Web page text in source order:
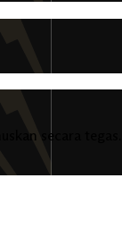
secara tegas....